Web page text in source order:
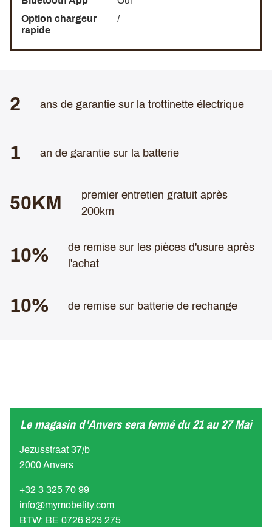
Option chargeur
rapide
/
2 ans de garantie sur la trottinette électrique
1 an de garantie sur la batterie
50KM
premier entretien gratuit après
200km
10%
de remise sur les pièces d'usure après
l'achat
10% de remise sur batterie de rechange
Le magasin d'Anvers sera fermé du 21 au 27 Mai
Jezusstraat 37/b
2000 Anvers
+32 3 325 70 99
info@mymobelity.com
BTW: BE 0726 823 275